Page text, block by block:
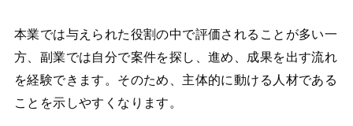
本業では与えられた役割の中で評価されることが多い一
方、副業では自分で案件を探し、進め、成果を出す流れ
を経験できます。そのため、主体的に動ける人材である
ことを示しやすくなります。